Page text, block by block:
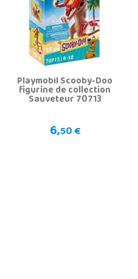
Playmobil Scooby-Doo
figurine de collection
Sauveteur 70713
6,50 €